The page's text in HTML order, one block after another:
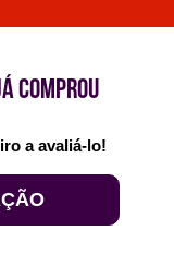
COMPROU
a avaliá-lo!